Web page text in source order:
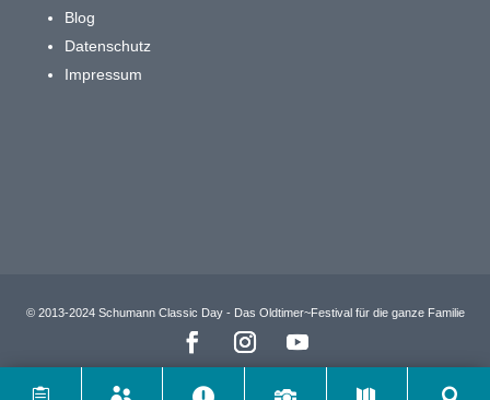
Blog
Datenschutz
Impressum
© 2013-2024 Schumann Classic Day - Das Oldtimer~Festival für die ganze Familie